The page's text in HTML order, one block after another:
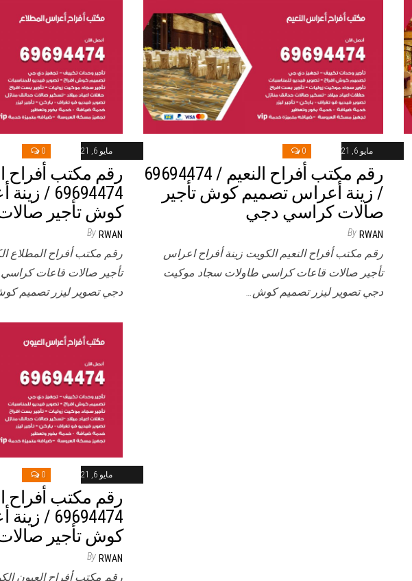
مايو 6, 2021 0
رقم مكتب أفراح
كوش تأجير
By RWAN
رقم مكتب أفراح المطلاع
تأجير صالات قاعات
دجي تصوير ليزر تصميم
مايو 6, 2021 0
رقم مكتب أفراح النعيم / 69694474
/ زينة أعراس تصميم كوش تأجير
صالات كراسي دجي
By RWAN
رقم مكتب أفراح النعيم الكويت زينة أفراح اعراس
تأجير صالات قاعات كراسي طاولات سجاد موكيت
دجي تصوير ليزر تصميم كوش…
مايو 6, 2021 0
رقم مكتب أفراح
كوش تأجير
By RWAN
رقم مكتب أفراح العيون